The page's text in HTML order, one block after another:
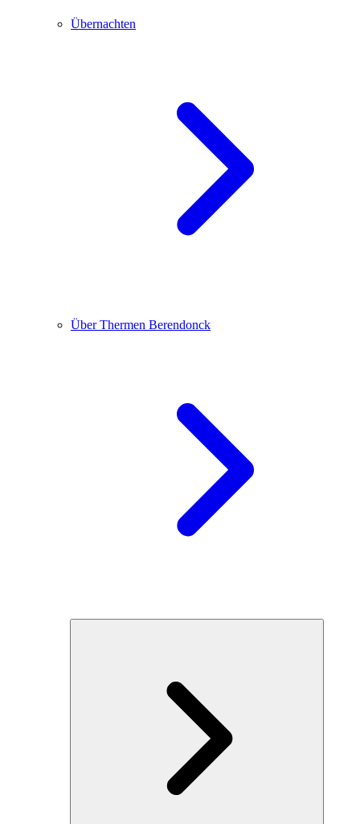
Übernachten
Über Thermen Berendonck